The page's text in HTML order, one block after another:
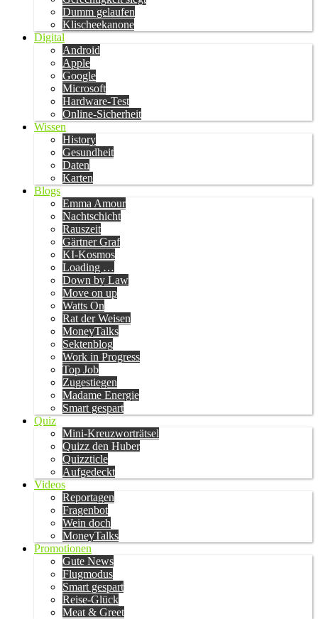
Dumm gelaufen
Klischeekanone
Digital
Android
Apple
Google
Microsoft
Hardware-Test
Online-Sicherheit
Wissen
History
Gesundheit
Daten
Karten
Blogs
Emma Amour
Nachtschicht
Rauszeit
Gärtner Graf
KI-Kosmos
Loading …
Down by Law
Move on up
Watts On
Rat der Weisen
MoneyTalks
Sektenblog
Work in Progress
Top Job
Zugestiegen
Madame Energie
Smart gespart
Quiz
Mini-Kreuzworträtsel
Quizz den Huber
Quizzticle
Aufgedeckt
Videos
Reportagen
Fragenbot
Wein doch
MoneyTalks
Promotionen
Gute News
Flugmodus
Smart gespart
Reise-Glück
Meat & Greet